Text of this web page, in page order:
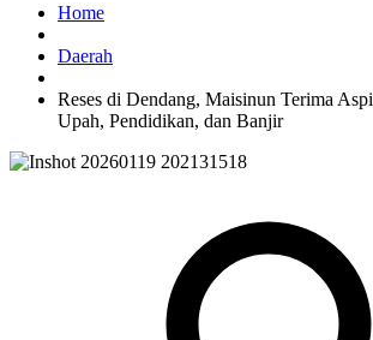
Home
Daerah
Reses di Dendang, Maisinun Terima
Upah, Pendidikan, dan Banjir